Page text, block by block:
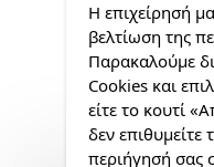
Η επιχείρησή
βελτίωση της
Παρακαλούμε
Cookies και
είτε το κουτί
δεν
περιήγησή σας